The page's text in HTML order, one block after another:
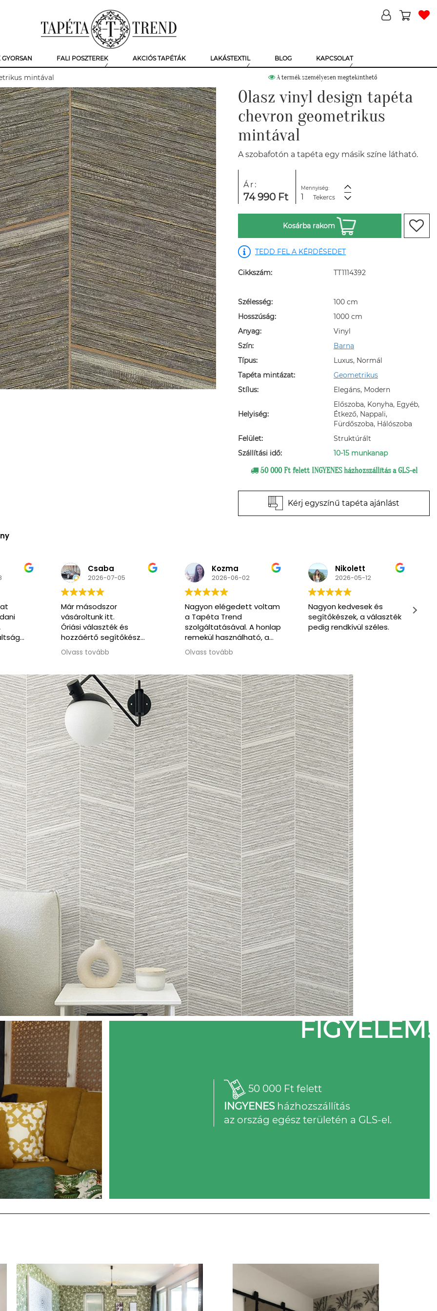
FALI POSZTEREK AKCIÓS TAPÉTÁK LAKÁSTEXTIL BLOG KAPCSOLAT
mintával A termék személyesen megtekinthető
Olasz vinyl design tapéta
chevron geometrikus
mintával
A szobafotón a tapéta egy másik színe látható.
Ár:
74 990 Ft
Mennyiség:
Tekercs
Kosárba rakom
TEDD FEL A KÉRDÉSEDET
Cikkszám: TT1114392
Szélesség:
100 cm
Hosszúság:
1000 cm
Anyag:
Vinyl
Szín:
Barna
Típus:
Luxus, Normál
Tapéta mintázat:
Geometrikus
Stílus:
Elegáns, Modern
Helyiség:
Előszoba, Konyha, Egyéb,
Étkező, Nappali,
Fürdőszoba, Hálószoba
Felület:
Struktúrált
Szállítási idő:
10-15 munkanap
50 000 Ft felett INGYENES házhozszállítás a GLS-el
Kérj egyszínű tapéta ajánlást
Kozma
2026-06-02
Nagyon elégedett voltam
a Tapéta Trend
szolgáltatásával. A honlap
remekül használható, a
kommunikáció végig
korrekt és segítőkész volt.
kerültünk, rugalmasan
ajánlottak alternatív
megoldást, ami nagy
segítség volt. Jó szívvel
ajánlom a csapatot.
Olvass tovább
Nikolett
2026-05-12
Nagyon kedvesek és
segítőkészek, a választék
pedig rendkívül széles.
Primpa
2026-03-07
Very nice and friendly
service. Enthusiastic to
help us find what we
FIGYELEM!
50 000 Ft felett
INGYENESházhozszállítás
az ország egész területén a GLS-el.